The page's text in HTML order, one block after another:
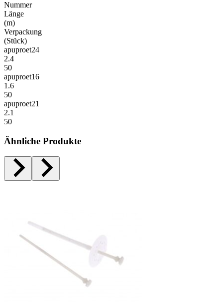
Nummer
Länge
(m)
Verpackung
(Stück)
apuproet24
2.4
50
apuproet16
1.6
50
apuproet21
2.1
50
Ähnliche Produkte